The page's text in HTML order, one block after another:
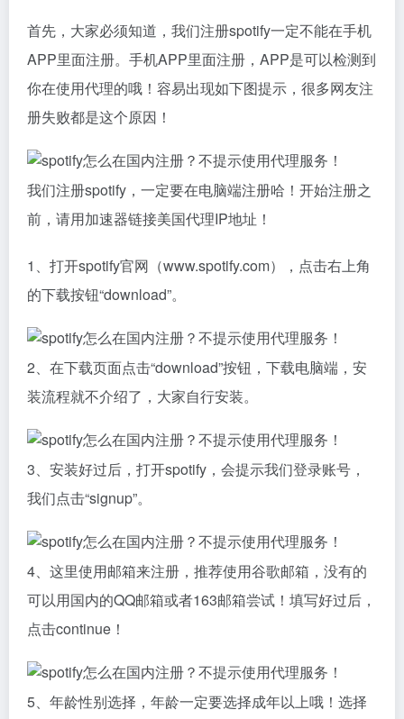
首先，大家必须知道，我们注册spotify一定不能在手机
APP里面注册。手机APP里面注册，APP是可以检测到
你在使用代理的哦！容易出现如下图提示，很多网友注
册失败都是这个原因！
我们注册spotify，一定要在电脑端注册哈！开始注册之
前，请用加速器链接美国代理IP地址！
1、打开spotify官网（www.spotify.com），点击右上角
的下载按钮“download”。
2、在下载页面点击“download”按钮，下载电脑端，安
装流程就不介绍了，大家自行安装。
3、安装好过后，打开spotify，会提示我们登录账号，
我们点击“signup”。
4、这里使用邮箱来注册，推荐使用谷歌邮箱，没有的
可以用国内的QQ邮箱或者163邮箱尝试！填写好过后，
点击continue！
5、年龄性别选择，年龄一定要选择成年以上哦！选择